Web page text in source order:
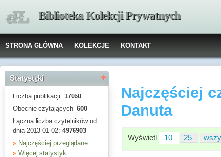
Biblioteka Kolekcji Prywatnych
STRONA GŁÓWNA KOLEKCJE KONTAKT
Statystyki
Liczba publikacji: 17060
Obecnie czytających: 600
Łączna liczba czytelników od
dnia 2013-01-02: 4976903
» Najczęściej przeglądane
» Więcej statystyk...
Najczęściej
Danuta
Wyświetl 10 25